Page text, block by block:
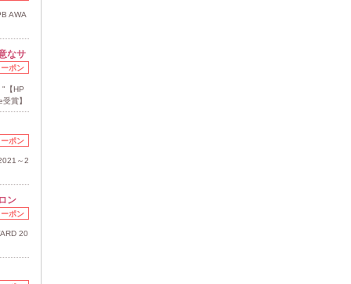
AWA
なサ
ポン
"【HP
賞】
ポン
～2
ン
ポン
20